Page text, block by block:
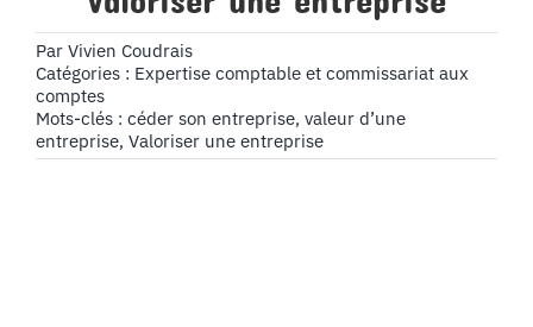
Par Vivien Coudrais
Catégories : Expertise comptable et commissariat aux
comptes
Mots-clés : céder son entreprise, valeur d’une
entreprise, Valoriser une entreprise